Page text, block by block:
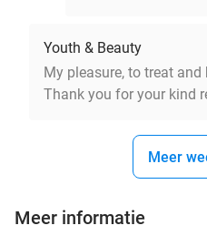
Youth & Beauty
My pleasure, to treat
Thank you for your kind
Meer
Meer informatie